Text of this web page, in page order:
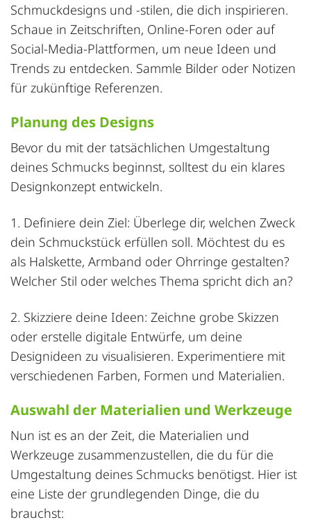
Schmuckdesigns und -stilen, die dich inspirieren.
Schaue in Zeitschriften, Online-Foren oder auf
Social-Media-Plattformen, um neue Ideen und
Trends zu entdecken. Sammle Bilder oder Notizen
für zukünftige Referenzen.
Planung des Designs
Bevor du mit der tatsächlichen Umgestaltung
deines Schmucks beginnst, solltest du ein klares
Designkonzept entwickeln.
1. Definiere dein Ziel: Überlege dir, welchen Zweck
dein Schmuckstück erfüllen soll. Möchtest du es
als Halskette, Armband oder Ohrringe gestalten?
Welcher Stil oder welches Thema spricht dich an?
2. Skizziere deine Ideen: Zeichne grobe Skizzen
oder erstelle digitale Entwürfe, um deine
Designideen zu visualisieren. Experimentiere mit
verschiedenen Farben, Formen und Materialien.
Auswahl der Materialien und Werkzeuge
Nun ist es an der Zeit, die Materialien und
Werkzeuge zusammenzustellen, die du für die
Umgestaltung deines Schmucks benötigst. Hier ist
eine Liste der grundlegenden Dinge, die du
brauchst: